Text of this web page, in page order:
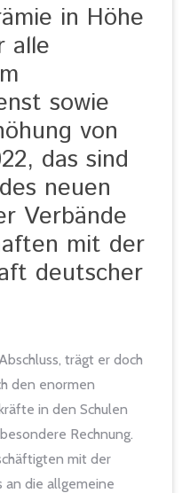
in Höhe
alle
sowie
von
das sind
neuen
Verbände
mit der
deutscher
trägt er doch
den enormen
in den Schulen
Rechnung.
mit der
an die allgemeine